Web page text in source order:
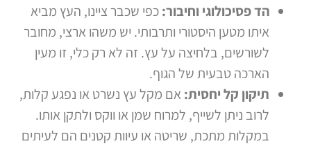
הד פסיכולוגי וחיבור:כפי שכבר ציינו, העץ מביא
איתו מטען היסטורי ותרבותי. יש משהו ארצי, מחובר
לשורשים, בלחיצה על עץ. זה לא רק כלי, זו מעין
הארכה טבעית של הגוף.
תיקון קל יחסית:אם מקל עץ נשרט או נפגע קלות,
לרוב ניתן לשייף, למרוח שמן או ווקס ולתקן אותו.
במקלות מתכת, שריטה או עיוות קטנים הם לעיתים